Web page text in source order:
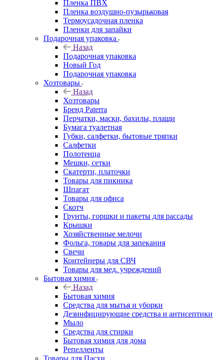
Пленка ПВХ
Пленка воздушно-пузырьковая
Термоусадочная пленка
Пленки для запайки
Подарочная упаковка
Назад
Подарочная упаковка
Новый Год
Подарочная упаковка
Хозтовары
Назад
Хозтовары
Бренд Paterra
Перчатки, маски, бахилы, плащи
Бумага туалетная
Губки, салфетки, бытовые тряпки
Салфетки
Полотенца
Мешки, сетки
Скатерти, платочки
Товары для пикника
Шпагат
Товары для офиса
Скотч
Грунты, горшки и пакеты для рассады
Крышки
Хозяйственные мелочи
Фольга, товары для запекания
Свечи
Контейнеры для СВЧ
Товары для мед. учреждений
Бытовая химия
Назад
Бытовая химия
Средства для мытья и уборки
Дезинфицирующие средства и антисептики
Мыло
Средства для стирки
Бытовая химия для дома
Репелленты
Товары для Пасхи